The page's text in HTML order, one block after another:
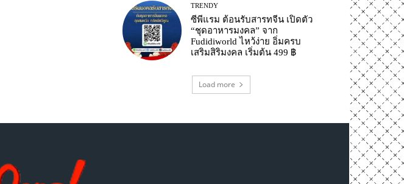
TRENDY
ซีพีแรม ต้อนรับสารทจีน เปิดตัว
“ชุดอาหารมงคล” จาก
Fudidiworld ไหว้ง่าย อิ่มครบ
เสริมสิริมงคล เริ่มต้น 499 ฿
Load more